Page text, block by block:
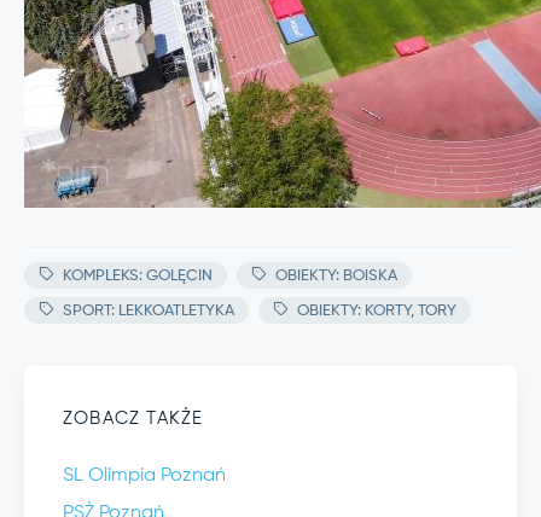
KOMPLEKS: GOLĘCIN OBIEKTY: BOISKA
SPORT: LEKKOATLETYKA OBIEKTY: KORTY, TORY
ZOBACZ TAKŻE
SL Olimpia Poznań
PSŻ Poznań